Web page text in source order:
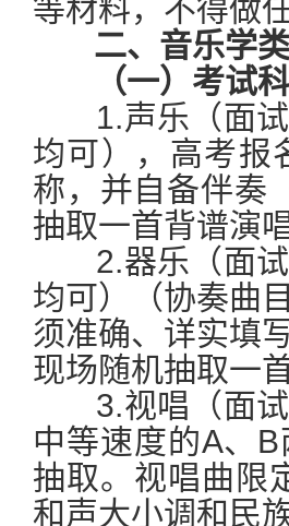
等材料，不得做
二、音乐学
（一）考试科
1.声乐（面试
均可），高考报
称，并自备伴奏
抽取一首背谱演唱
2.器乐（面试
均可）（协奏曲
须准确、详实填
现场随机抽取一
3.视唱（面试
中等速度的A、
抽取。视唱曲限
和声大小调和民